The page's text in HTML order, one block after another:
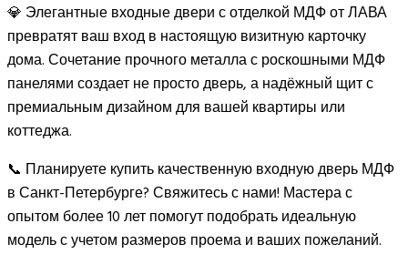
💎 Элегантные входные двери с отделкой МДФ от ЛАВА
превратят ваш вход в настоящую визитную карточку
дома. Сочетание прочного металла с роскошными МДФ
панелями создает не просто дверь, а надёжный щит с
премиальным дизайном для вашей квартиры или
коттеджа.
📞 Планируете купить качественную входную дверь МДФ
в Санкт-Петербурге? Свяжитесь с нами! Мастера с
опытом более 10 лет помогут подобрать идеальную
модель с учетом размеров проема и ваших пожеланий.